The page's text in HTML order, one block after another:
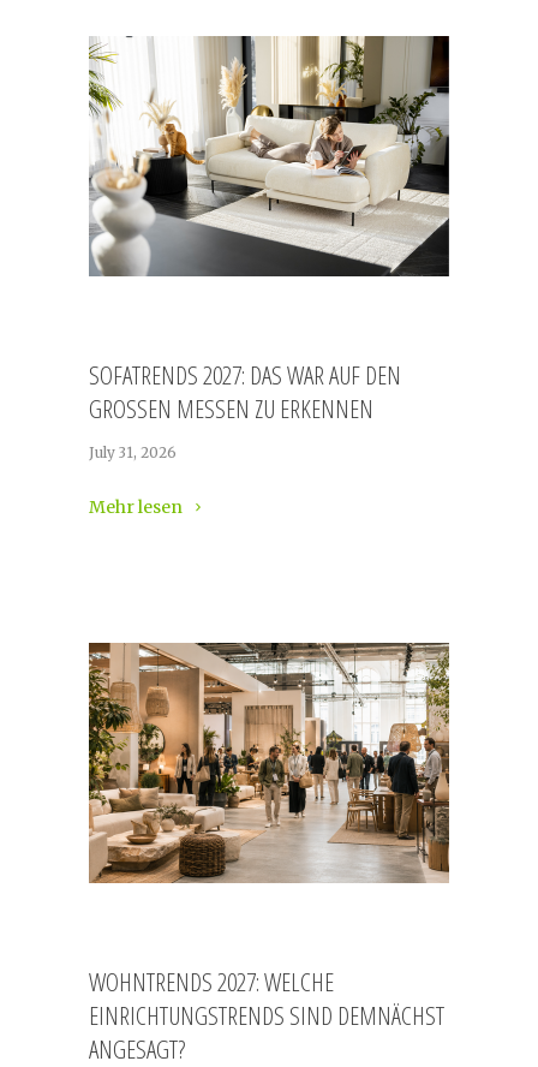
SOFATRENDS 2027: DAS WAR AUF DEN
GROSSEN MESSEN ZU ERKENNEN
July 31, 2026
Mehr lesen
WOHNTRENDS 2027: WELCHE
EINRICHTUNGSTRENDS SIND DEMNÄCHST
ANGESAGT?